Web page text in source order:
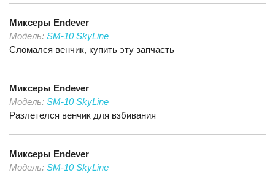
Миксеры Endever
Модель: SM-10 SkyLine
Сломался венчик, купить эту запчасть
Миксеры Endever
Модель: SM-10 SkyLine
Разлетелся венчик для взбивания
Миксеры Endever
Модель: SM-10 SkyLine